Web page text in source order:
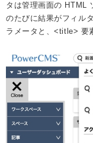
タは管理画面の HTML
のたびに結果がフィル
ラメータと、<title> 要